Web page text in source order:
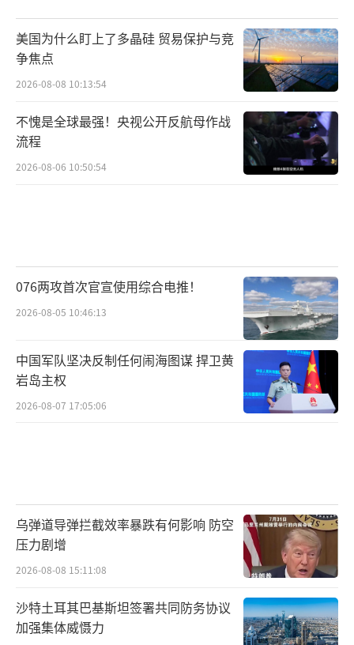
美国为什么盯上了多晶硅 贸易保护与竞
争焦点
2026-08-08 10:13:54
不愧是全球最强！央视公开反航母作战
流程
2026-08-06 10:50:54
076两攻首次官宣使用综合电推！
2026-08-05 10:46:13
中国军队坚决反制任何闹海图谋 捍卫黄
岩岛主权
2026-08-07 17:05:06
乌弹道导弹拦截效率暴跌有何影响 防空
压力剧增
2026-08-08 15:11:08
沙特土耳其巴基斯坦签署共同防务协议
加强集体威慑力